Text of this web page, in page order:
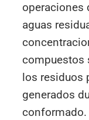
operaciones
aguas
compuestos
los residuos
generados
conformado.